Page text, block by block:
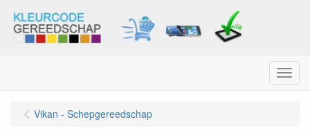
Menu
Vikan - Schepgereedschap